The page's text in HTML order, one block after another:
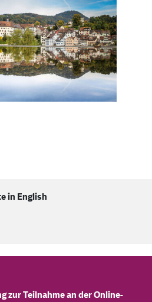
in English
zur Teilnahme an der Online-